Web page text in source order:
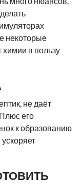
некоторые
в пользу
не даёт
его
к образованию